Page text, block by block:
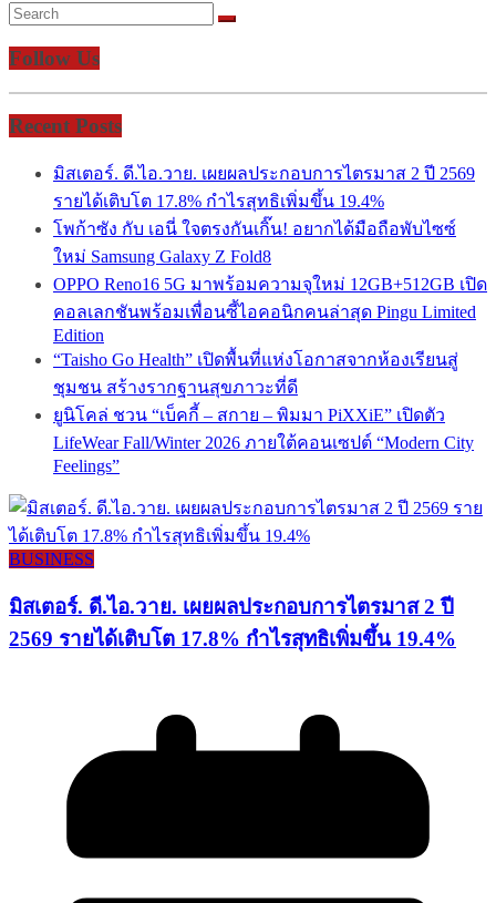
Follow Us
Recent Posts
มิสเตอร์. ดี.ไอ.วาย. เผยผลประกอบการไตรมาส 2 ปี 2569
รายได้เติบโต 17.8% กำไรสุทธิเพิ่มขึ้น 19.4%
โพก้าซัง กับ เอนี่ ใจตรงกันเกิ๊น! อยากได้มือถือพับไซซ์
ใหม่ Samsung Galaxy Z Fold8
OPPO Reno16 5G มาพร้อมความจุใหม่ 12GB+512GB เปิด
คอลเลกชันพร้อมเพื่อนซี้ไอคอนิกคนล่าสุด Pingu Limited
Edition
“Taisho Go Health” เปิดพื้นที่แห่งโอกาสจากห้องเรียนสู่
ชุมชน สร้างรากฐานสุขภาวะที่ดี
ยูนิโคล่ ชวน “เบ็คกี้ – สกาย – พิมมา PiXXiE” เปิดตัว
LifeWear Fall/Winter 2026 ภายใต้คอนเซปต์ “Modern City
Feelings”
BUSINESS
มิสเตอร์. ดี.ไอ.วาย. เผยผลประกอบการไตรมาส 2 ปี
2569 รายได้เติบโต 17.8% กำไรสุทธิเพิ่มขึ้น 19.4%